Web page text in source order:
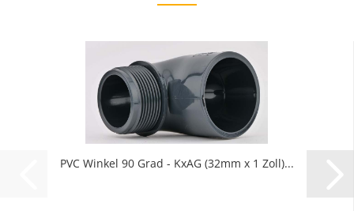
PVC Winkel 90 Grad - KxAG (32mm x 1 Zoll)...